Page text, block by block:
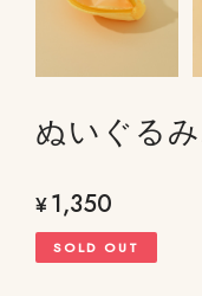
ぬいぐる
¥1,350
SOLD OUT